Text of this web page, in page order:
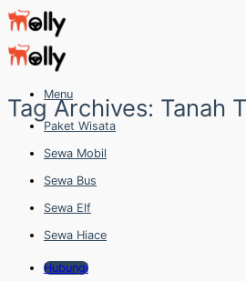
Skip
to
content
Menu
Paket Wisata
Sewa Mobil
Sewa Bus
Sewa Elf
Sewa Hiace
Hubungi
Tag Archives: Tanah